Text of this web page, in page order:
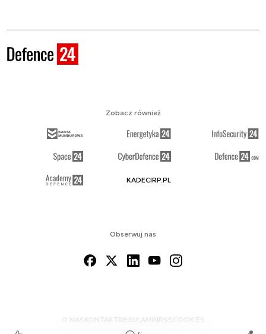
Obserwuj nas
O NAS KONTAKTREGULAMINRSS COOKIES
Zobacz również
KADECIRP.PL